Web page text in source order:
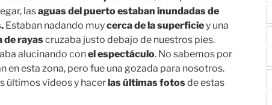
lasaguas del puerto estaban inundadas de
Estaban nadando muycerca de la superficiey una
de rayascruzaba justo debajo de nuestros pies.
alucinando conel espectáculo. No sabemos por
en esta zona, pero fue una gozada para nosotros.
últimos vídeos y hacerlas últimas fotosde estas